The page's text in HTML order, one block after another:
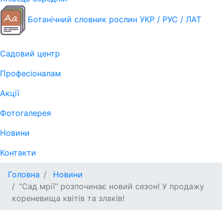
Ботанічний словник рослин УКР / РУС / ЛАТ
Садовий центр
Професіоналам
Акції
Фотогалерея
Новини
Контакти
Головна
Новини
“Сад мрії” розпочинає новий сезон! У продажу
кореневища квітів та злаків!